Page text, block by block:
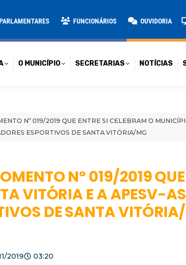
FUNCIONÁRIOS OUVIDORIA
O MUNICÍPIO SECRETARIAS NOTÍCIAS
Nº 019/2019 QUE ENTRE SI CELEBRAM O
ESPORTIVOS DE SANTA VITÓRIA/MG
Nº 019/2019
VITÓRIA E A APESV-
DE SANTA
2019 03:20